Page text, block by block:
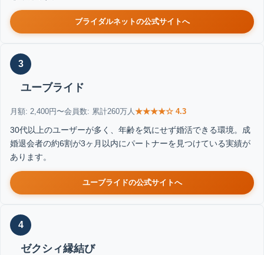
ブライダルネットの公式サイトへ
3
ユーブライド
月額: 2,400円〜会員数: 累計260万人★★★★☆ 4.3
30代以上のユーザーが多く、年齢を気にせず婚活できる環境。成
婚退会者の約6割が3ヶ月以内にパートナーを見つけている実績が
あります。
ユーブライドの公式サイトへ
4
ゼクシィ縁結び